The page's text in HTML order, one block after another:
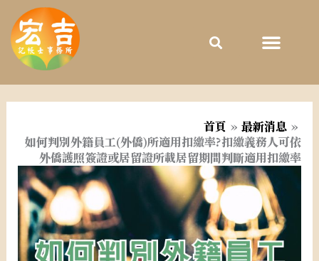
內
容
首頁
最新消息
如何判別外籍員工(外僑)所適用扣繳率?扣繳義務人可依
外僑護照簽證或居留證所載居留期間判斷適用扣繳率